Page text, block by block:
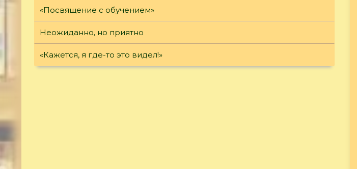
«Посвящение с обучением»
Неожиданно, но приятно
«Кажется, я где-то это видел!»